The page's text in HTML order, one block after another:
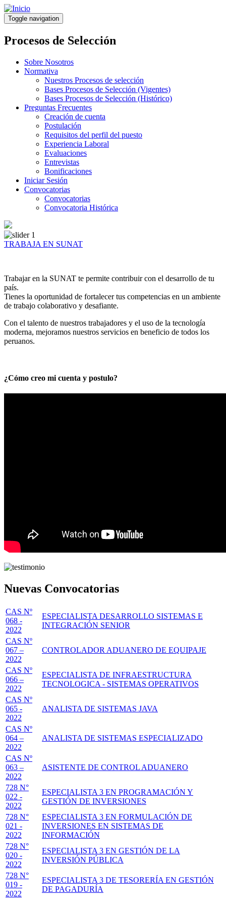
Pasar
al
contenido
principal
Toggle navigation
Procesos de Selección
Sobre Nosotros
Normativa
Nuestros Procesos de selección
Bases Procesos de Selección (Vigentes)
Bases Procesos de Selección (Histórico)
Preguntas Frecuentes
Creación de cuenta
Postulación
Requisitos del perfil del puesto
Experiencia Laboral
Evaluaciones
Entrevistas
Bonificaciones
Iniciar Sesión
Convocatorias
Convocatorias
Convocatoria Histórica
TRABAJA EN SUNAT
Trabajar en la SUNAT te permite contribuir con el desarrollo de tu
país.
Tienes la oportunidad de fortalecer tus competencias en un ambiente
de trabajo colaborativo y desafiante.
Con el talento de nuestros trabajadores y el uso de la tecnología
moderna, mejoramos nuestros servicios en beneficio de todos los
peruanos.
¿Cómo creo mi cuenta y postulo?
Nuevas Convocatorias
CAS Nº
068 -
2022
ESPECIALISTA DESARROLLO SISTEMAS E
INTEGRACIÓN SENIOR
CAS Nº
067 –
2022
CONTROLADOR ADUANERO DE EQUIPAJE
CAS Nº
066 –
2022
ESPECIALISTA DE INFRAESTRUCTURA
TECNOLOGICA - SISTEMAS OPERATIVOS
CAS Nº
065 -
2022
ANALISTA DE SISTEMAS JAVA
CAS Nº
064 –
2022
ANALISTA DE SISTEMAS ESPECIALIZADO
CAS Nº
063 –
2022
ASISTENTE DE CONTROL ADUANERO
728 N°
022 -
2022
ESPECIALISTA 3 EN PROGRAMACIÓN Y
GESTIÓN DE INVERSIONES
728 N°
021 -
2022
ESPECIALISTA 3 EN FORMULACIÓN DE
INVERSIONES EN SISTEMAS DE
INFORMACIÓN
728 N°
020 -
2022
ESPECIALISTA 3 EN GESTIÓN DE LA
INVERSIÓN PÚBLICA
728 N°
019 -
2022
ESPECIALISTA 3 DE TESORERÍA EN GESTIÓN
DE PAGADURÍA